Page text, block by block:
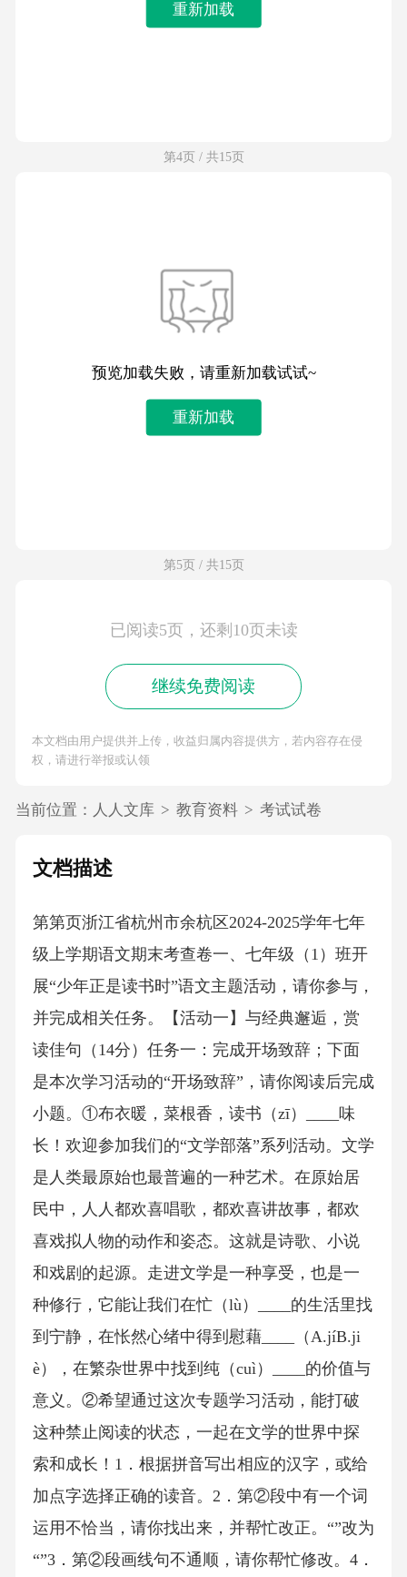
重新加载
第4页 / 共15页
预览加载失败，请重新加载试试~
重新加载
第5页 / 共15页
已阅读5页，还剩10页未读
继续免费阅读
本文档由用户提供并上传，收益归属内容提供方，若内容存在侵
权，请进行举报或认领
当前位置： 人人文库 > 教育资料 > 考试试卷
文档描述
第第页浙江省杭州市余杭区2024-2025学年七年
级上学期语文期末考查卷一、七年级（1）班开
展“少年正是读书时”语文主题活动，请你参与，
并完成相关任务。【活动一】与经典邂逅，赏
读佳句（14分）任务一：完成开场致辞；下面
是本次学习活动的“开场致辞”，请你阅读后完成
小题。①布衣暖，菜根香，读书（zī）____味
长！欢迎参加我们的“文学部落”系列活动。文学
是人类最原始也最普遍的一种艺术。在原始居
民中，人人都欢喜唱歌，都欢喜讲故事，都欢
喜戏拟人物的动作和姿态。这就是诗歌、小说
和戏剧的起源。走进文学是一种享受，也是一
种修行，它能让我们在忙（lù）____的生活里找
到宁静，在怅然心绪中得到慰藉____（A.jíB.ji
è），在繁杂世界中找到纯（cuì）____的价值与
意义。②希望通过这次专题学习活动，能打破
这种禁止阅读的状态，一起在文学的世界中探
索和成长！1．根据拼音写出相应的汉字，或给
加点字选择正确的读音。2．第②段中有一个词
运用不恰当，请你找出来，并帮忙改正。“”改为
“”3．第②段画线句不通顺，请你帮忙修改。4．